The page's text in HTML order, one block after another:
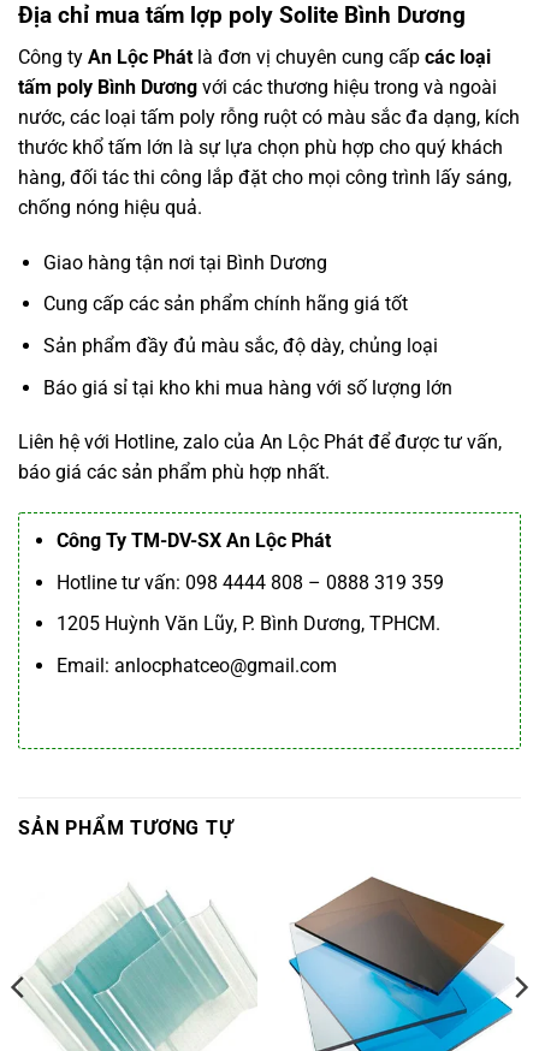
Địa chỉ mua tấm lợp poly Solite Bình Dương
Công ty An Lộc Phát là đơn vị chuyên cung cấp các loại
tấm poly Bình Dương với các thương hiệu trong và ngoài
nước, các loại tấm poly rỗng ruột có màu sắc đa dạng, kích
thước khổ tấm lớn là sự lựa chọn phù hợp cho quý khách
hàng, đối tác thi công lắp đặt cho mọi công trình lấy sáng,
chống nóng hiệu quả.
Giao hàng tận nơi tại Bình Dương
Cung cấp các sản phẩm chính hãng giá tốt
Sản phẩm đầy đủ màu sắc, độ dày, chủng loại
Báo giá sỉ tại kho khi mua hàng với số lượng lớn
Liên hệ với Hotline, zalo của An Lộc Phát để được tư vấn,
báo giá các sản phẩm phù hợp nhất.
Công Ty TM-DV-SX An Lộc Phát
Hotline tư vấn: 098 4444 808 – 0888 319 359
1205 Huỳnh Văn Lũy, P. Bình Dương, TPHCM.
Email: anlocphatceo@gmail.com
SẢN PHẨM TƯƠNG TỰ